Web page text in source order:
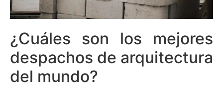
¿Cuáles son los mejores
despachos de arquitectura
del mundo?